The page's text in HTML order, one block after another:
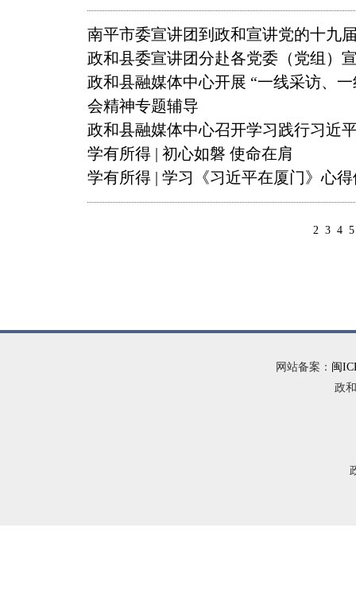
南平市委宣讲团到政和宣讲党的十九
政和县委宣讲团分赴各党委（党组）
政和县融媒体中心开展 “一线采访、
会精神专题辅导
政和县融媒体中心召开学习践行习近
学有所得 | 初心如磐 使命在肩
学有所得 | 学习《习近平在厦门》心
2 3 4 5
网站备案： 闽
政